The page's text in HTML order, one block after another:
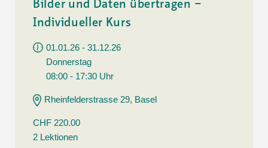
Bilder und Daten übertragen –
Individueller Kurs
01.01.26 - 31.12.26
Donnerstag
08:00 - 17:30 Uhr
Rheinfelderstrasse 29, Basel
CHF 220.00
2 Lektionen